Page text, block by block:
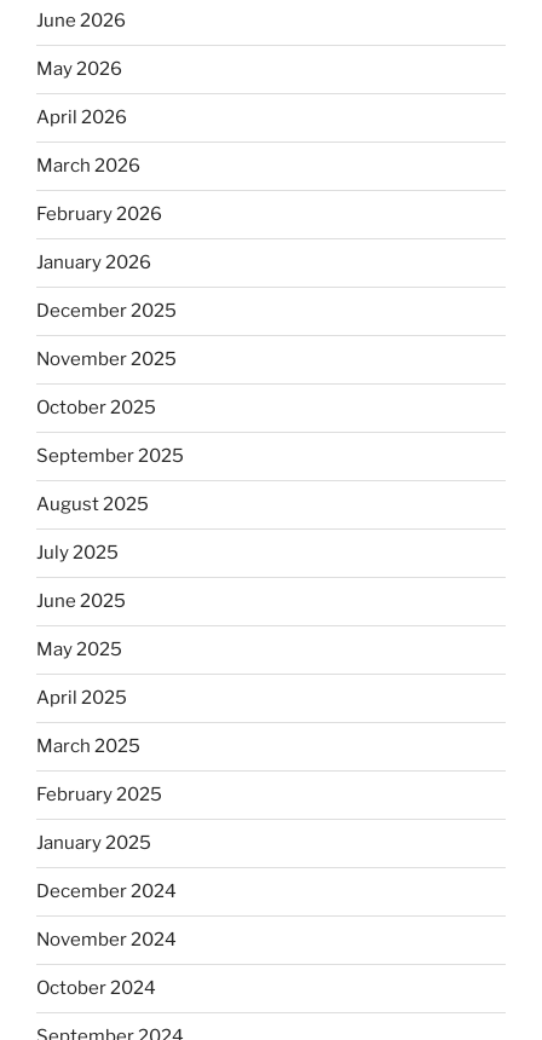
June 2026
May 2026
April 2026
March 2026
February 2026
January 2026
December 2025
November 2025
October 2025
September 2025
August 2025
July 2025
June 2025
May 2025
April 2025
March 2025
February 2025
January 2025
December 2024
November 2024
October 2024